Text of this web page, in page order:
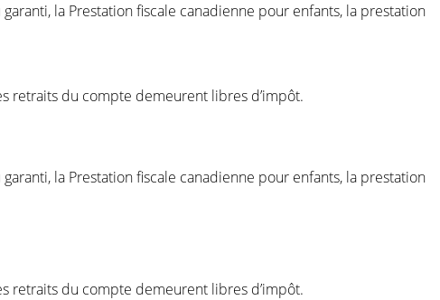
la Prestation fiscale canadienne pour enfants, la prestation
retraits du compte demeurent libres d’impôt.
la Prestation fiscale canadienne pour enfants, la prestation
retraits du compte demeurent libres d’impôt.